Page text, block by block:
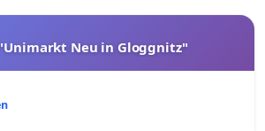
Neu in Gloggnitz"